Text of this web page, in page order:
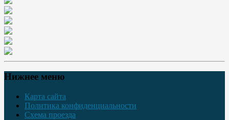
Нижнее меню
Карта сайта
Политика конфиденциальности
Схема проезда